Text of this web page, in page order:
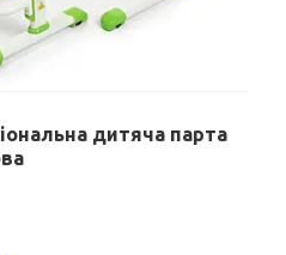
дитяча парта